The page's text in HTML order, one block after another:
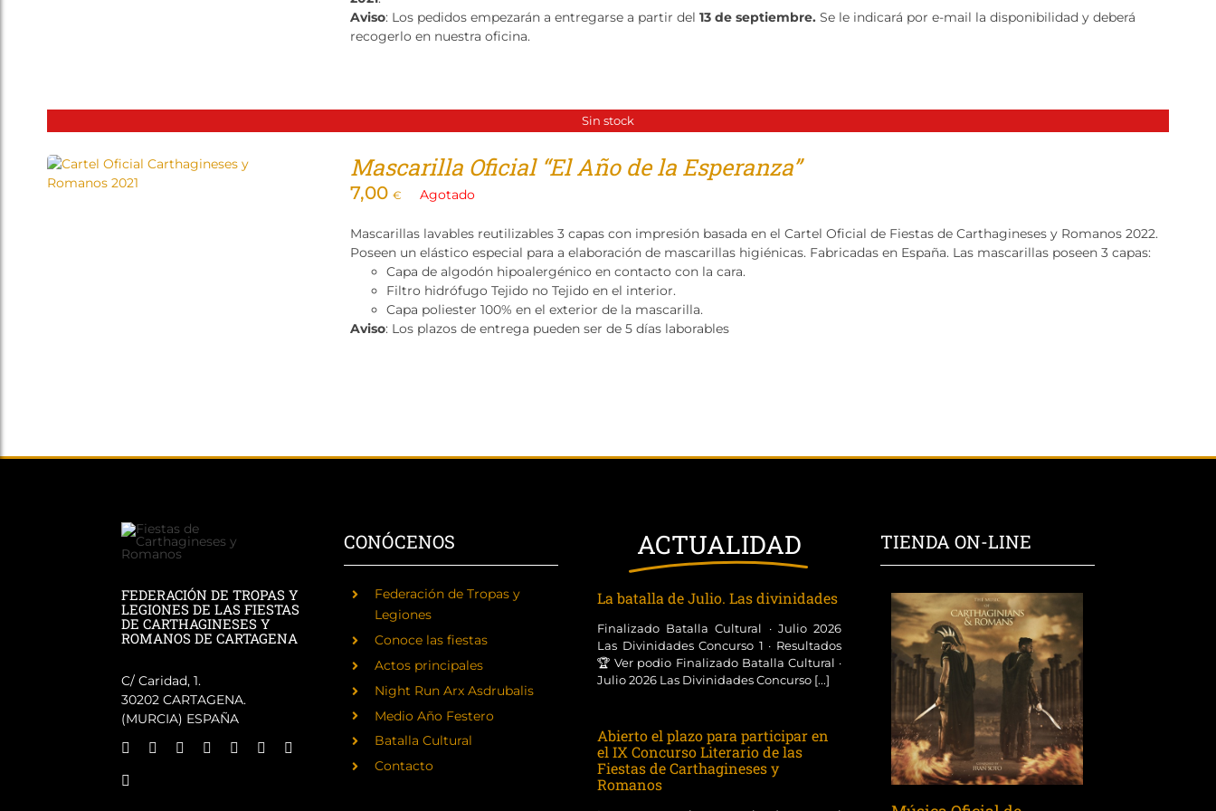
Aviso: Los pedidos empezarán a entregarse a partir del 13 de septiembre. Se le indicará por e-mail la disponibilidad y deberá
recogerlo en nuestra oficina.
Sin stock
Mascarilla Oficial “El Año de la Esperanza”
7,00 € Agotado
Mascarillas lavables reutilizables 3 capas con impresión basada en el Cartel Oficial de Fiestas de Carthagineses y Romanos 2022.
Poseen un elástico especial para a elaboración de mascarillas higiénicas. Fabricadas en España. Las mascarillas poseen 3 capas:
Capa de algodón hipoalergénico en contacto con la cara.
Filtro hidrófugo Tejido no Tejido en el interior.
Capa poliester 100% en el exterior de la mascarilla.
Aviso: Los plazos de entrega pueden ser de 5 días laborables
FEDERACIÓN DE TROPAS Y
LEGIONES DE LAS FIESTAS
DE CARTHAGINESES Y
ROMANOS DE CARTAGENA
C/ Caridad, 1.
30202 CARTAGENA.
(MURCIA) ESPAÑA
CONÓCENOS
Federación de Tropas y
Legiones
Conoce las fiestas
Actos principales
Night Run Arx Asdrubalis
Medio Año Festero
Batalla Cultural
Contacto
ACTUALIDAD
La batalla de Julio. Las divinidades
Finalizado Batalla Cultural · Julio 2026
Las Divinidades Concurso 1 · Resultados
🏆 Ver podio Finalizado Batalla Cultural ·
Julio 2026 Las Divinidades Concurso [...]
Abierto el plazo para participar en
el IX Concurso Literario de las
Fiestas de Carthagineses y
Romanos
TIENDA ON-LINE